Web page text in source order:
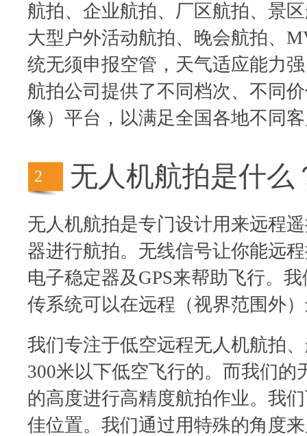
航拍、企业航拍、厂区航拍、景
大型户外活动航拍、晚会航拍、
统无须申报空管，天气适应能力
航拍公司提供了不同档次、不同
像）平台，以满足全国各地不同
2 无人机航拍是什么
无人机航拍是专门设计用来远程
器进行航拍。无线信号让你能远
电子稳定器及GPS来帮助飞行。
传系统可以在远程（视界范围外
我们专注于低空远程无人机航拍
300米以下低空飞行的。而我们的
的高度进行高精度航拍作业。我
佳位置。我们通过用特殊的角度